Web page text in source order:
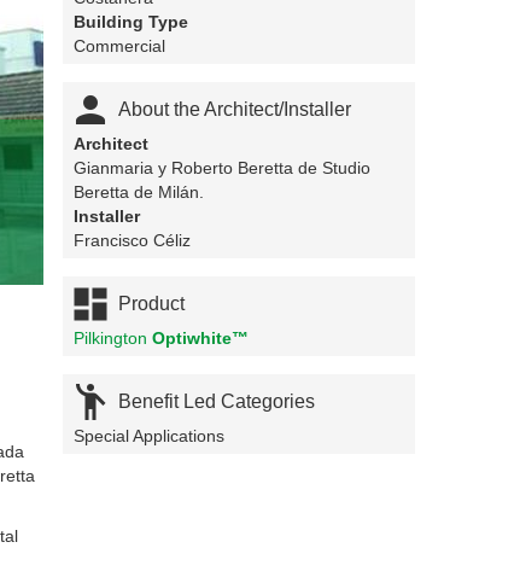
Building Type
Commercial
 About the Architect/Installer
Architect
Gianmaria y Roberto Beretta de Studio
Beretta de Milán.
Installer
Francisco Céliz
 Product
Pilkington Optiwhite™
 Benefit Led Categories
Special Applications